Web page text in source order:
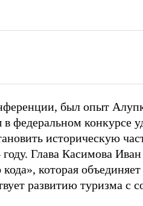
был опыт
федеральном конкурсе
историческую
Глава Касимова
которая
развитию туризма с